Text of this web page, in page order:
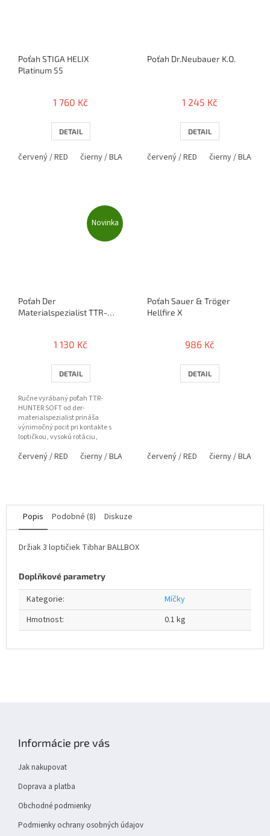
Poťah STIGA HELIX
Platinum 55
1 760 Kč
DETAIL
červený / RED čierny / BLACK
Poťah Dr.Neubauer K.O.
1 245 Kč
DETAIL
červený / RED čierny / BLACK
Novinka
Poťah Der
Materialspezialist TTR-
1 130 Kč
DETAIL
Ručne vyrábaný poťah TTR-
HUNTER SOFT od der-
materialspezialist prináša
výnimočný pocit pri kontakte s
loptičkou, vysokú rotáciu,
tvrdosť —...
červený / RED čierny / BLACK fialová / PURPLE
Poťah Sauer & Tröger
Hellfire X
986 Kč
DETAIL
červený / RED čierny / BLACK
Popis Podobné (8) Diskuze
Držiak 3 loptičiek Tibhar BALLBOX
Doplňkové parametry
Kategorie:
Míčky
Hmotnost: 0.1 kg
Informácie pre vás
Jak nakupovat
Doprava a platba
Obchodné podmienky
Podmienky ochrany osobných údajov